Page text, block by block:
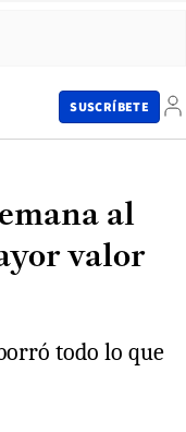
SUSCRÍBETE
al
valor
todo lo que